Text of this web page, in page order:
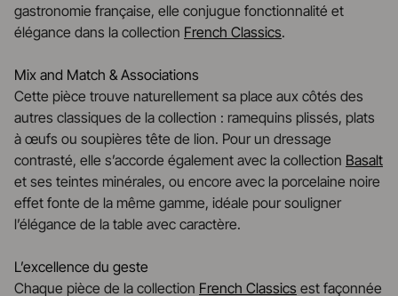
gastronomie française, elle conjugue fonctionnalité et
élégance dans la collection French Classics.
Mix and Match & Associations
Cette pièce trouve naturellement sa place aux côtés des
autres classiques de la collection : ramequins plissés, plats
à œufs ou soupières tête de lion. Pour un dressage
contrasté, elle s’accorde également avec la collection Basalt
et ses teintes minérales, ou encore avec la porcelaine noire
effet fonte de la même gamme, idéale pour souligner
l’élégance de la table avec caractère.
L’excellence du geste
Chaque pièce de la collection French Classics est façonnée